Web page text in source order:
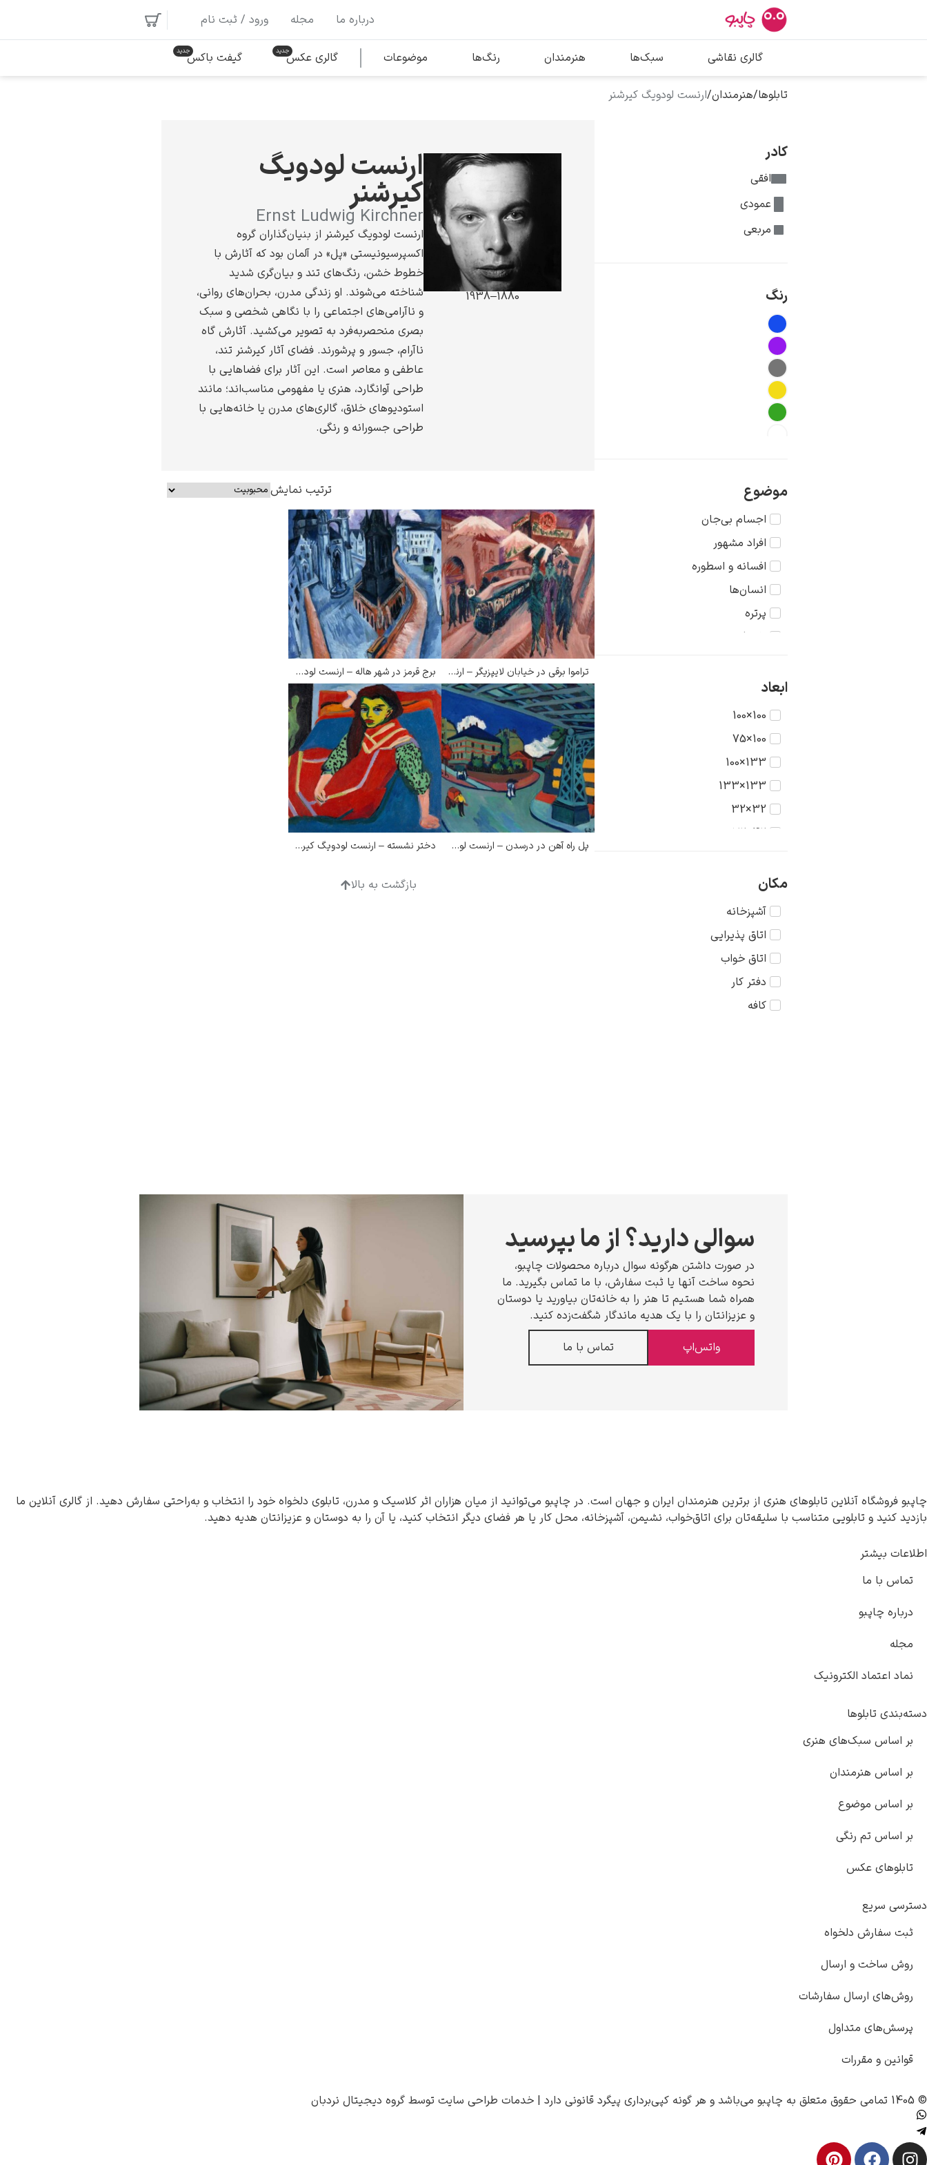
بیشترین جستجوها
پیکاسو
تابلو بوسه
محبوب‌ترین هنرمندان
ونسان ون گوگ
کامی پیسارو
ادوارد هاپر
ادگار دگا
لودویگ دویچ
درباره ما مجله ورود / ثبت نام
گالری نقاشی سبک‌ها هنرمندان رنگ‌ها موضوعات گالری عکس گیفت باکس
تابلوها/هنرمندان/ارنست لودویگ کیرشنر
کادر
افقی
عمودی
مربعی
رنگ
موضوع
اجسام بی‌جان
افراد مشهور
افسانه و اسطوره
انسان‌ها
پرتره
تاریخ
حیوانات
دریا
دورنما
دوشیزگان
رنگ‌ها
روستا
سکون
عشق
غرب وحشی
کودک
مذهبی
منظره
ابعاد
100×100
100×75
133×100
133×133
32×32
42×32
56×42
56×56
75×56
75×75
مکان
آشپزخانه
اتاق پذیرایی
اتاق خواب
دفتر کار
کافه
1880–1938
ارنست لودویگ
کیرشنر
Ernst Ludwig Kirchner
ارنست لودویگ کیرشنر از بنیان‌گذاران گروه
اکسپرسیونیستی «پل» در آلمان بود که آثارش با
خطوط خشن، رنگ‌های تند و بیان‌گری شدید
شناخته می‌شوند. او زندگی مدرن، بحران‌های روانی،
و ناآرامی‌های اجتماعی را با نگاهی شخصی و سبک
بصری منحصربه‌فرد به تصویر می‌کشید. آثارش گاه
ناآرام، جسور و پرشورند. فضای آثار کیرشنر تند،
عاطفی و معاصر است. این آثار برای فضاهایی با
طراحی آوانگارد، هنری یا مفهومی مناسب‌اند؛ مانند
استودیوهای خلاق، گالری‌های مدرن یا خانه‌هایی با
طراحی جسورانه و رنگی.
ترتیب نمایش
تراموا برقی در خیابان لایپزیگر – ارنست لودویگ کیرشنر برج قرمز در شهر هاله – ارنست لودویگ کیرشنر
پل راه آهن در درسدن – ارنست لودویگ کیرشنر دختر نشسته – ارنست لودویگ کیرشنر
بازگشت به بالا
سوالی دارید؟ از ما بپرسید
در صورت داشتن هرگونه سوال درباره محصولات چاپبو،
نحوه ساخت آنها یا ثبت سفارش، با ما تماس بگیرید. ما
همراه شما هستیم تا هنر را به خانه‌تان بیاورید یا دوستان
و عزیزانتان را با یک هدیه ماندگار شگفت‌زده کنید.
واتس‌اپ
تماس با ما
چاپبو فروشگاه آنلاین تابلوهای هنری از برترین هنرمندان ایران و جهان است. در چاپبو می‌توانید از میان هزاران اثر کلاسیک و مدرن، تابلوی دلخواه خود را انتخاب و به‌راحتی سفارش دهید. از گالری آنلاین ما
بازدید کنید و تابلویی متناسب با سلیقه‌تان برای اتاق‌خواب، نشیمن، آشپزخانه، محل کار یا هر فضای دیگر انتخاب کنید، یا آن را به دوستان و عزیزانتان هدیه دهید.
اطلاعات بیشتر
تماس با ما
درباره چاپبو
مجله
نماد اعتماد الکترونیک
دسته‌بندی تابلوها
بر اساس سبک‌های هنری
بر اساس هنرمندان
بر اساس موضوع
بر اساس تم رنگی
تابلوهای عکس
دسترسی سریع
ثبت سفارش دلخواه
روش ساخت و ارسال
روش‌های ارسال سفارشات
پرسش‌های متداول
قوانین و مقررات
© 1405 تمامی حقوق متعلق به چاپبو می‌باشد و هر گونه کپی‌برداری پیگرد قانونی دارد | خدمات طراحی سایت توسط گروه دیجیتال نردبان